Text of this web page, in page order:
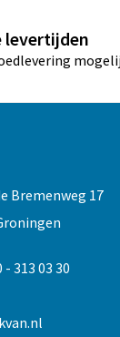
levertijden
Bremenweg 17
- 313 03 30